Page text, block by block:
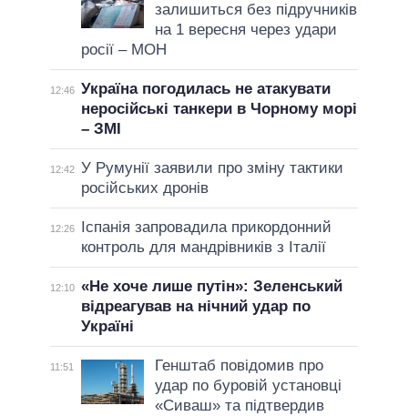
залишиться без підручників
на 1 вересня через удари
росії – МОН
12:46 Україна погодилась не атакувати
неросійські танкери в Чорному морі
– ЗМІ
12:42 У Румунії заявили про зміну тактики
російських дронів
12:26
Іспанія запровадила прикордонний
контроль для мандрівників з Італії
12:10 «Не хоче лише путін»: Зеленський
відреагував на нічний удар по
Україні
11:51
Генштаб повідомив про
удар по буровій установці
«Сиваш» та підтвердив